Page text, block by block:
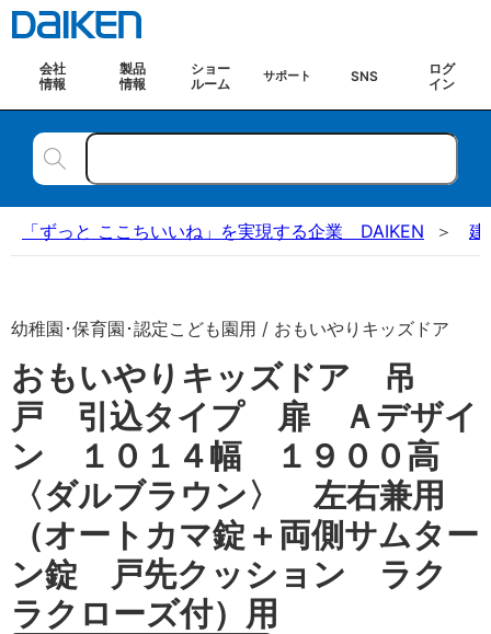
会社
情報
製品
情報
ショー
ルーム
サポート SNS
ログ
イン
「ずっと ここちいいね」を実現する企業 DAIKEN 建
幼稚園･保育園･認定こども園用 / おもいやりキッズドア
おもいやりキッズドア 吊
戸 引込タイプ 扉 Ａデザイ
ン １０１４幅 １９００高
〈ダルブラウン〉 左右兼用
（オートカマ錠＋両側サムター
ン錠 戸先クッション ラク
ラクローズ付）用